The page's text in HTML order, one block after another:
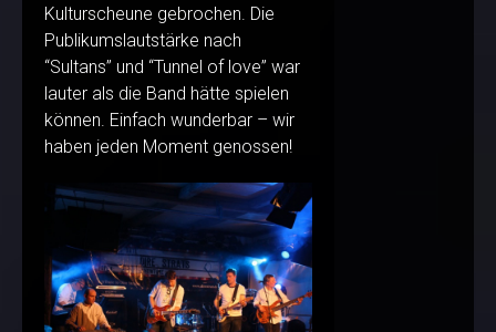
Kulturscheune gebrochen. Die
Publikumslautstärke nach
“Sultans” und “Tunnel of love” war
lauter als die Band hätte spielen
können. Einfach wunderbar – wir
haben jeden Moment genossen!